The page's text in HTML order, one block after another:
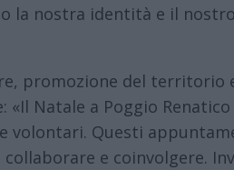
la nostra identità e il
promozione del territorio
Natale a Poggio Renatico
volontari. Questi
e coinvolgere.